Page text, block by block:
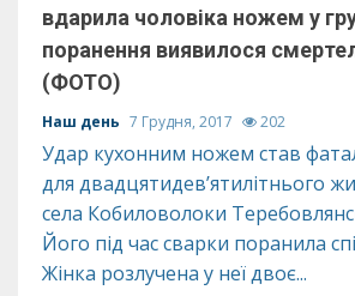
вдарила чоловіка ножем у
поранення виявилося
(ФОТО)
Наш день 7 Грудня, 2017 202
Удар кухонним ножем став
для двадцятидев’ятилітнього
села Кобиловолоки
Його під час сварки поранила
Жінка розлучена у неї двоє...